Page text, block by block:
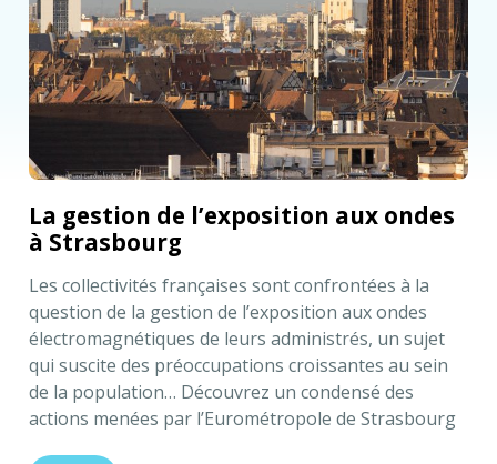
La gestion de l’exposition aux ondes
à Strasbourg
Les collectivités françaises sont confrontées à la
question de la gestion de l’exposition aux ondes
électromagnétiques de leurs administrés, un sujet
qui suscite des préoccupations croissantes au sein
de la population… Découvrez un condensé des
actions menées par l’Eurométropole de Strasbourg